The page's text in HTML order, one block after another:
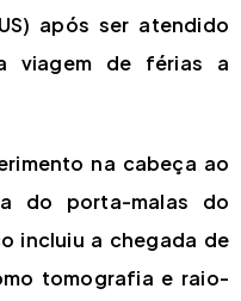
após ser atendido
viagem de férias a
na cabeça ao
do porta-malas do
incluiu a chegada de
tomografia e raio-